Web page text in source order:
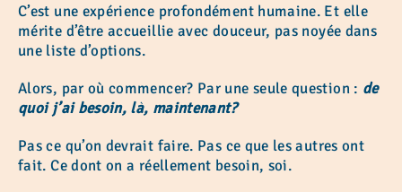
C’est une expérience profondément humaine. Et elle
mérite d’être accueillie avec douceur, pas noyée dans
une liste d’options.
Alors, par où commencer? Par une seule question : de
quoi j’ai besoin, là, maintenant?
Pas ce qu’on devrait faire. Pas ce que les autres ont
fait. Ce dont on a réellement besoin, soi.